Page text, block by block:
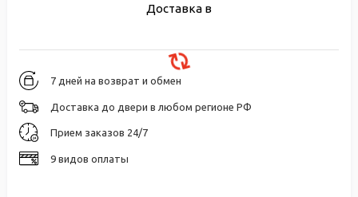
Доставка в
7 дней на возврат и обмен
Доставка до двери в любом регионе РФ
Прием заказов 24/7
9 видов оплаты